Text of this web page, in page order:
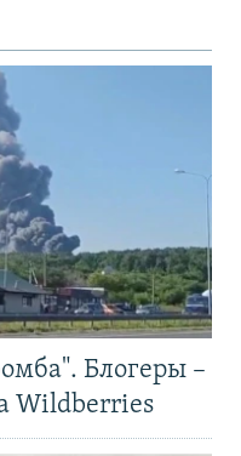
Блогеры –
Wildberries